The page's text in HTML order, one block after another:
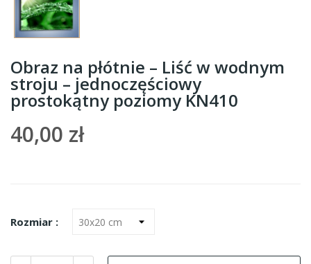
Obraz na płótnie – Liść w wodnym
stroju – jednoczęściowy
prostokątny poziomy KN410
40,00 zł
Rozmiar :